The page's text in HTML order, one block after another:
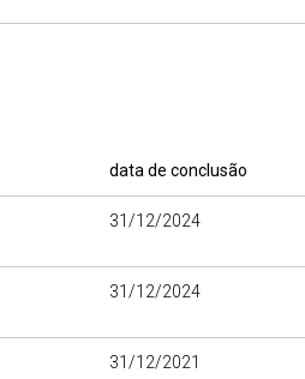
data de conclusão
31/12/2024
31/12/2024
31/12/2021